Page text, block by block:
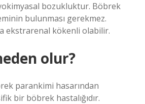
bozukluktur. Böbrek
bulunması gerekmez.
ekstrarenal kökenli olabilir.
olur?
parankimi hasarından
bir böbrek hastalığıdır.